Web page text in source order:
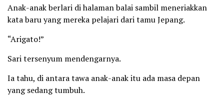
Anak-anak berlari di halaman balai sambil meneriakkan
kata baru yang mereka pelajari dari tamu Jepang.
“Arigato!”
Sari tersenyum mendengarnya.
Ia tahu, di antara tawa anak-anak itu ada masa depan
yang sedang tumbuh.